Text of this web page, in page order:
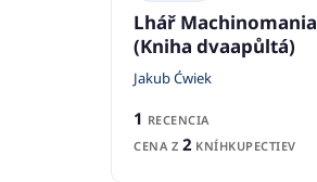
Lhář Machinomania
(Kniha dvaapůltá)
Jakub Ćwiek
1 RECENCIA
CENA Z 2 KNÍHKUPECTIEV